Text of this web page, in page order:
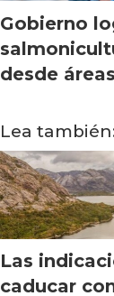
Gobierno
desde
Lea
Las
caducar